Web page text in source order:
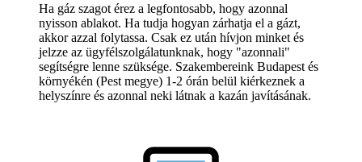
Ha gáz szagot érez a legfontosabb, hogy azonnal
nyisson ablakot. Ha tudja hogyan zárhatja el a gázt,
akkor azzal folytassa. Csak ez után hívjon minket és
jelzze az ügyfélszolgálatunknak, hogy "azonnali"
segítségre lenne szüksége. Szakembereink Budapest és
környékén (Pest megye) 1-2 órán belül kiérkeznek a
helyszínre és azonnal neki látnak a kazán javításának.